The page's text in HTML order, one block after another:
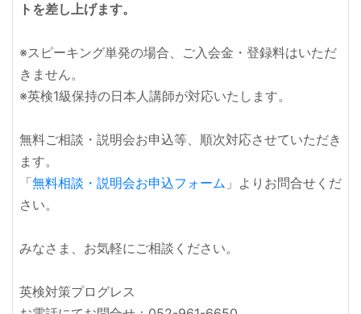
トを差し上げます。
※スピーキング単発の場合、ご入会金・登録料はいただ
きません。
※英検1級保持の日本人講師が対応いたします。
無料ご相談・説明会お申込等、順次対応させていただき
ます。
「無料相談・説明会お申込フォーム 」よりお問合せくだ
さい。
みなさま、お気軽にご相談ください。
英検対策プログレス